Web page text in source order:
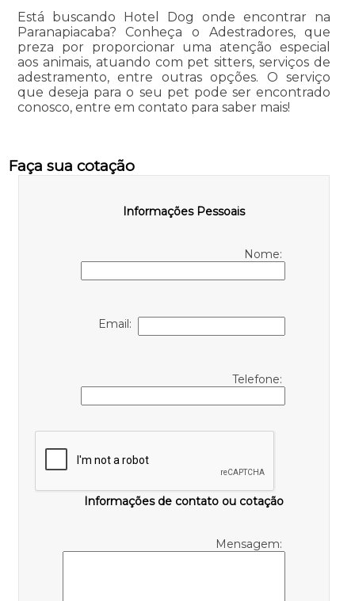
Está buscando Hotel Dog onde encontrar na
Paranapiacaba? Conheça o Adestradores, que
preza por proporcionar uma atenção especial
aos animais, atuando com pet sitters, serviços de
adestramento, entre outras opções. O serviço
que deseja para o seu pet pode ser encontrado
conosco, entre em contato para saber mais!
Faça sua cotação
Informações Pessoais
Nome:
Email:
Telefone:
Informações de contato ou cotação
Mensagem: